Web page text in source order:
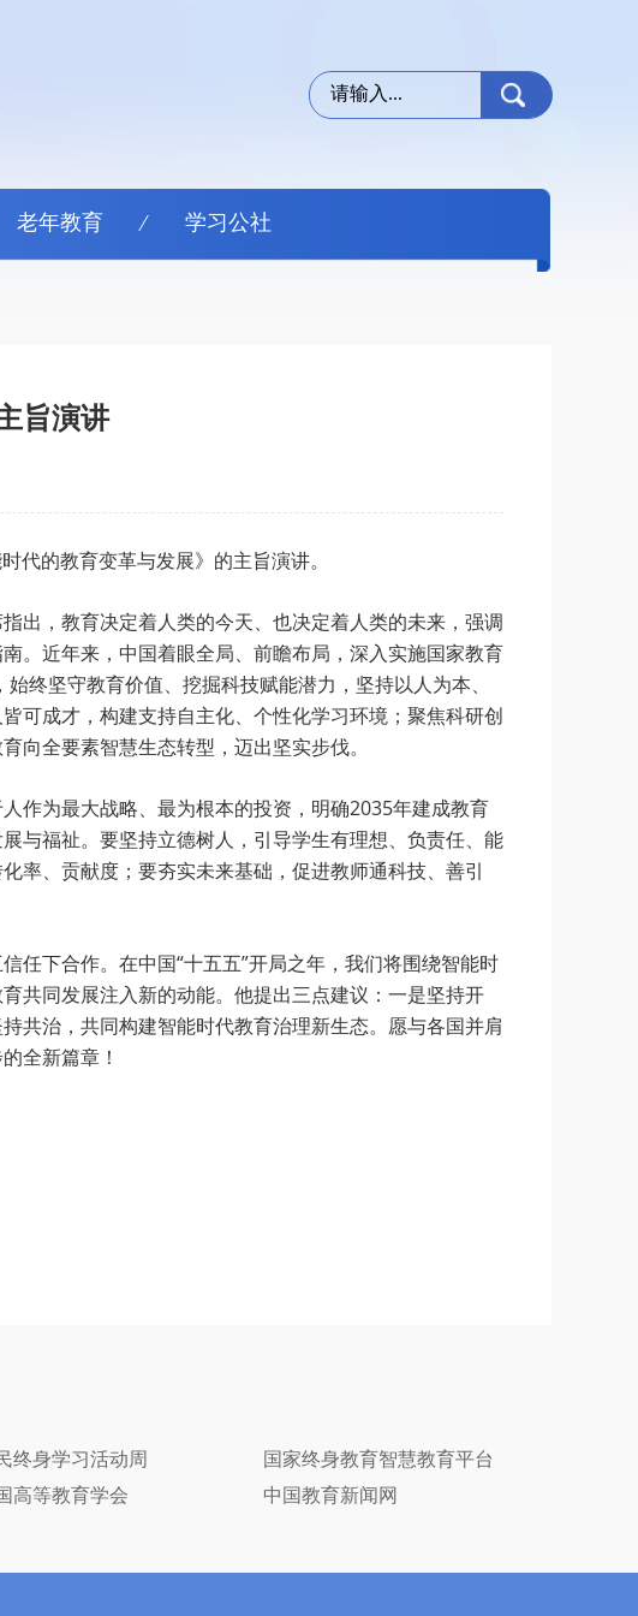
老年教育 学习公社
旨演讲
代的教育变革与发展》的主旨演讲。
，教育决定着人类的今天、也决定着人类的未来，强调
。近年来，中国着眼全局、前瞻布局，深入实施国家教育
终坚守教育价值、挖掘科技赋能潜力，坚持以人为本、
可成才，构建支持自主化、个性化学习环境；聚焦科研创
向全要素智慧生态转型，迈出坚实步伐。
为最大战略、最为根本的投资，明确2035年建成教育
与福祉。要坚持立德树人，引导学生有理想、负责任、能
率、贡献度；要夯实未来基础，促进教师通科技、善引
下合作。在中国“十五五”开局之年，我们将围绕智能时
共同发展注入新的动能。他提出三点建议：一是坚持开
共治，共同构建智能时代教育治理新生态。愿与各国并肩
全新篇章！
终身学习活动周
国家终身教育智慧教育平台
高等教育学会
中国教育新闻网